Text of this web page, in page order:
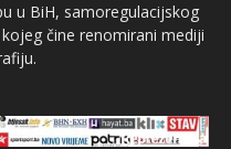
u BiH, samoregulacijskog
čine renomirani mediji